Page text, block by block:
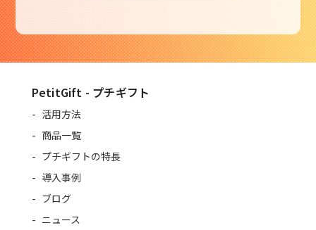
PetitGift - プチギフト
活用方法
商品一覧
プチギフトの特長
導入事例
ブログ
ニュース